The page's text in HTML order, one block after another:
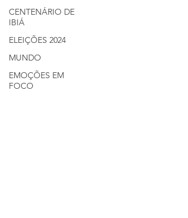
CENTENÁRIO DE
IBIÁ
ELEIÇÕES 2024
MUNDO
EMOÇÕES EM
FOCO